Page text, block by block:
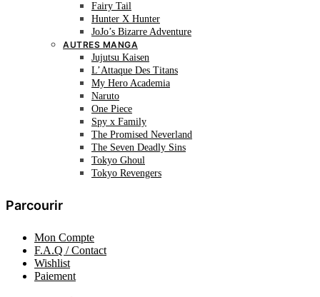
Fairy Tail
Hunter X Hunter
JoJo’s Bizarre Adventure
AUTRES MANGA
Jujutsu Kaisen
L’Attaque Des Titans
My Hero Academia
Naruto
One Piece
Spy x Family
The Promised Neverland
The Seven Deadly Sins
Tokyo Ghoul
Tokyo Revengers
Parcourir
Mon Compte
F.A.Q / Contact
Wishlist
Paiement